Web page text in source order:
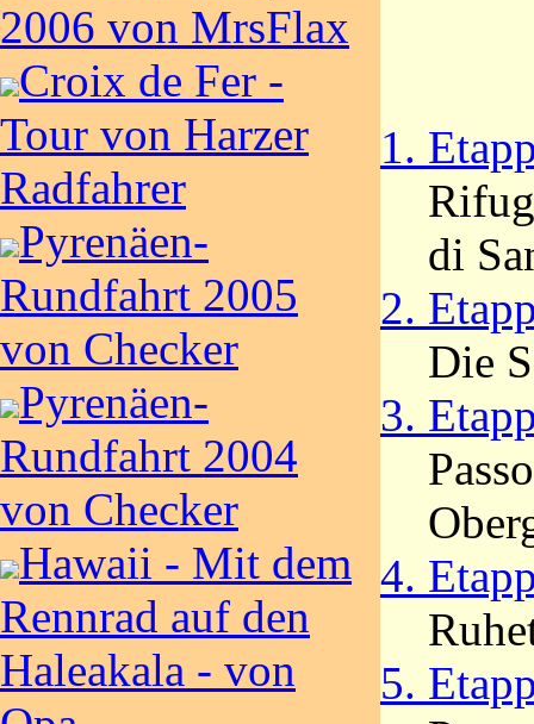
2006 von MrsFlax
Croix de Fer -
Tour von Harzer
Radfahrer
Pyrenäen-
Rundfahrt 2005
von Checker
Pyrenäen-
Rundfahrt 2004
von Checker
Hawaii - Mit dem
Rennrad auf den
Haleakala - von
1.
di
2.
Die
3.
4.
5.